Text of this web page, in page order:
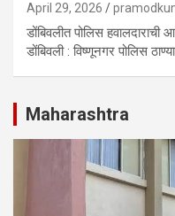
April 29, 2026
डोंबिवलीत पोलिस
डोंबिवली : विष्णूनगर पोलिस
Maharashtra